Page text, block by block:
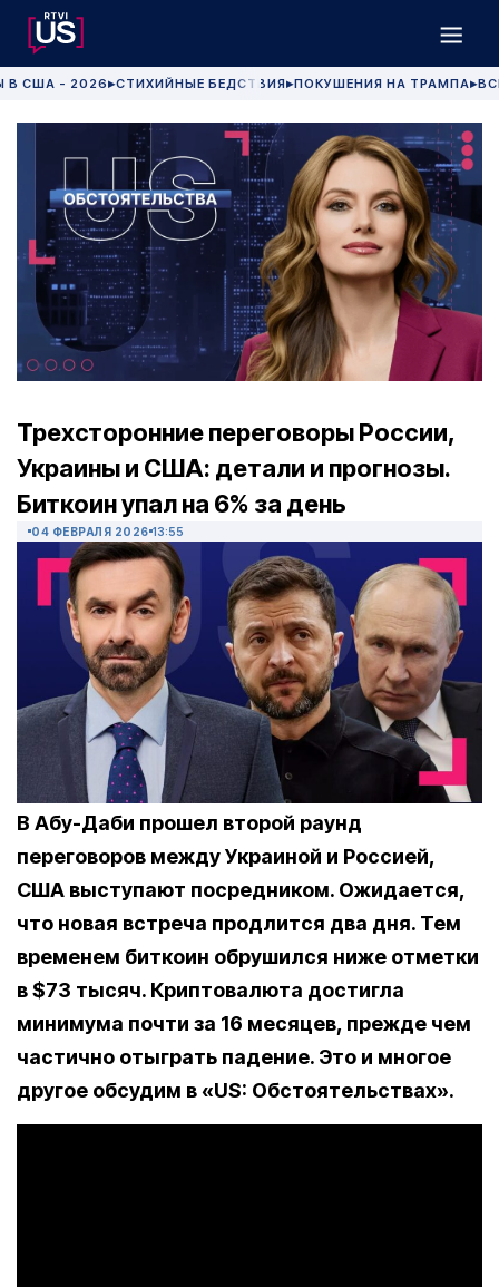
В США - 2026 ▶СТИХИЙНЫЕ БЕДСТВИЯ▶ПОКУШЕНИЯ НА ТРАМПА▶
Трехсторонние переговоры России,
Украины и США: детали и прогнозы.
Биткоин упал на 6% за день
04 ФЕВРАЛЯ 2026 13:55
В Абу-Даби прошел второй раунд
переговоров между Украиной и Россией,
США выступают посредником. Ожидается,
что новая встреча продлится два дня. Тем
временем биткоин обрушился ниже отметки
в $73 тысяч. Криптовалюта достигла
минимума почти за 16 месяцев, прежде чем
частично отыграть падение. Это и многое
другое обсудим в «US: Обстоятельствах».